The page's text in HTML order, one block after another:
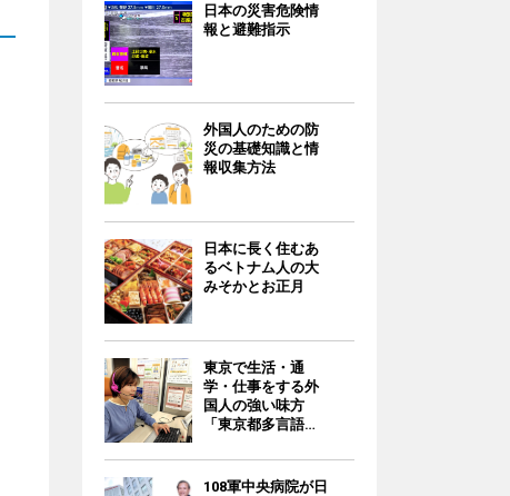
日本の災害危険情
報と避難指示
外国人のための防
災の基礎知識と情
報収集方法
日本に長く住むあ
るベトナム人の大
みそかとお正月
東京で生活・通
学・仕事をする外
国人の強い味方
「東京都多言語相
108軍中央病院が日